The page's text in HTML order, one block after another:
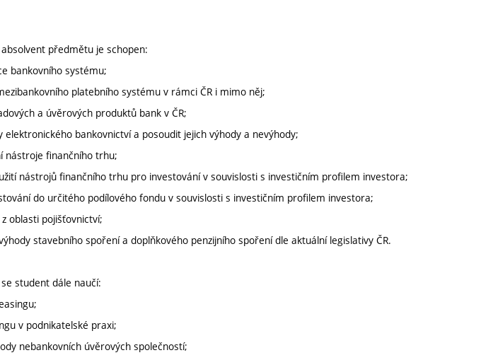
předmětu je schopen:
bankovního systému;
platebního systému v rámci ČR i mimo něj;
a úvěrových produktů bank v ČR;
bankovnictví a posoudit jejich výhody a nevýhody;
nástroje finančního trhu;
nástrojů finančního trhu pro investování v souvislosti s investičním profilem investora;
do určitého podílového fondu v souvislosti s investičním profilem investora;
oblasti pojišťovnictví;
stavebního spoření a doplňkového penzijního spoření dle aktuální legislativy ČR.
student dále naučí:
v podnikatelské praxi;
nebankovních úvěrových společností;